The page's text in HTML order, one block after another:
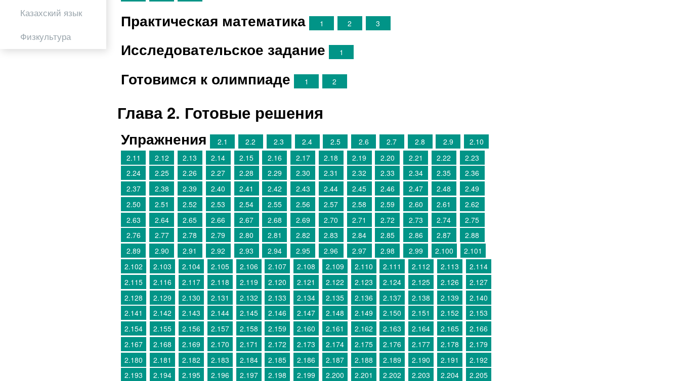
Казахский язык
Физкультура
Практическая математика 1 2 3
Исследовательское задание 1
Готовимся к олимпиаде 1 2
Глава 2. Готовые решения
Упражнения 2.1 2.2 2.3 2.4 2.5 2.6 2.7 2.8 2.9
2.10
2.11
2.12 2.13 2.14 2.15 2.16 2.17 2.18 2.19 2.20 2.21 2.22
2.23
2.24
2.25 2.26 2.27 2.28 2.29 2.30 2.31 2.32 2.33 2.34 2.35
2.36
2.37
2.38 2.39 2.40 2.41 2.42 2.43 2.44 2.45 2.46 2.47 2.48
2.49
2.50
2.51 2.52 2.53 2.54 2.55 2.56 2.57 2.58 2.59 2.60 2.61
2.62
2.63
2.64 2.65 2.66 2.67 2.68 2.69 2.70 2.71 2.72 2.73 2.74
2.75
2.76
2.77 2.78 2.79 2.80 2.81 2.82 2.83 2.84 2.85 2.86 2.87
2.88
2.89
2.90 2.91 2.92 2.93 2.94 2.95 2.96 2.97 2.98 2.99 2.100
2.101
2.102
2.103 2.104 2.105 2.106 2.107 2.108 2.109 2.110 2.111 2.112 2.113
2.114
2.115
2.116 2.117 2.118 2.119 2.120 2.121 2.122 2.123 2.124 2.125 2.126
2.127
2.128
2.129 2.130 2.131 2.132 2.133 2.134 2.135 2.136 2.137 2.138 2.139
2.140
2.141
2.142 2.143 2.144 2.145 2.146 2.147 2.148 2.149 2.150 2.151 2.152
2.153
2.154
2.155 2.156 2.157 2.158 2.159 2.160 2.161 2.162 2.163 2.164 2.165
2.166
2.167
2.168 2.169 2.170 2.171 2.172 2.173 2.174 2.175 2.176 2.177 2.178
2.179
2.180
2.181 2.182 2.183 2.184 2.185 2.186 2.187 2.188 2.189 2.190 2.191
2.192
2.193
2.194 2.195 2.196 2.197 2.198 2.199 2.200 2.201 2.202 2.203 2.204
2.205